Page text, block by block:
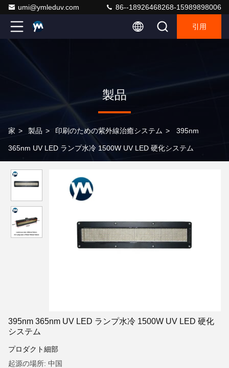
umi@ymleduv.com 86--18926468268-15989898006
引用
製品
家 > 製品 > 印刷のための紫外線治癒システム > 395nm
365nm UV LED ランプ水冷 1500W UV LED 硬化システム
395nm 365nm UV LED ランプ水冷 1500W UV LED 硬化
システム
プロダクト細部
起源の場所: 中国